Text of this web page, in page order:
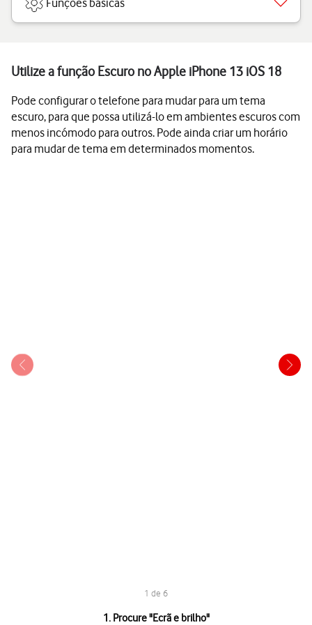
Funções básicas
Utilize a função Escuro no Apple iPhone 13 iOS 18
Pode configurar o telefone para mudar para um tema
escuro, para que possa utilizá-lo em ambientes escuros com
menos incómodo para outros. Pode ainda criar um horário
para mudar de tema em determinados momentos.
1 de 6
1. Procure "Ecrã e brilho"